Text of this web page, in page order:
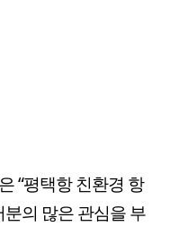
“평택항 친환경 항
의 많은 관심을 부